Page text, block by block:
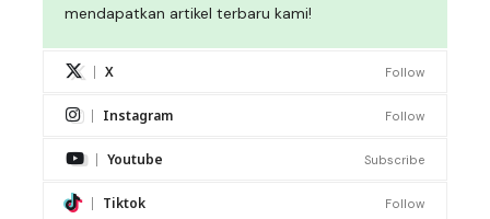
mendapatkan artikel terbaru kami!
X Follow
Instagram Follow
Youtube Subscribe
Tiktok Follow